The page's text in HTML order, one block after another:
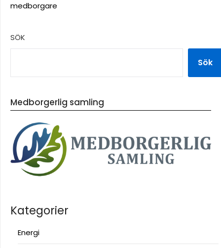
medborgare
SÖK
Sök
Medborgerlig samling
Kategorier
Energi